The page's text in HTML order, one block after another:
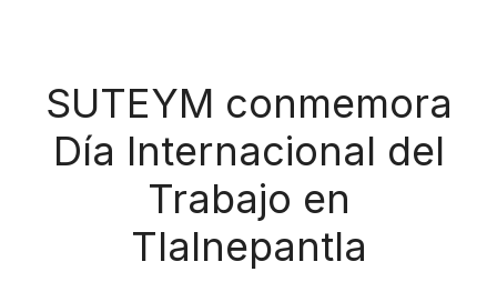
SUTEYM conmemora
Día Internacional del
Trabajo en
Tlalnepantla